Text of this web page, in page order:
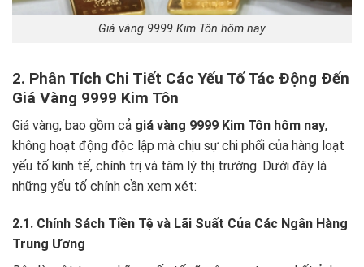
Giá vàng 9999 Kim Tôn hôm nay
2. Phân Tích Chi Tiết Các Yếu Tố Tác Động Đến
Giá Vàng 9999 Kim Tôn
Giá vàng, bao gồm cả giá vàng 9999 Kim Tôn hôm nay,
không hoạt động độc lập mà chịu sự chi phối của hàng loạt
yếu tố kinh tế, chính trị và tâm lý thị trường. Dưới đây là
những yếu tố chính cần xem xét:
2.1. Chính Sách Tiền Tệ và Lãi Suất Của Các Ngân Hàng
Trung Ương